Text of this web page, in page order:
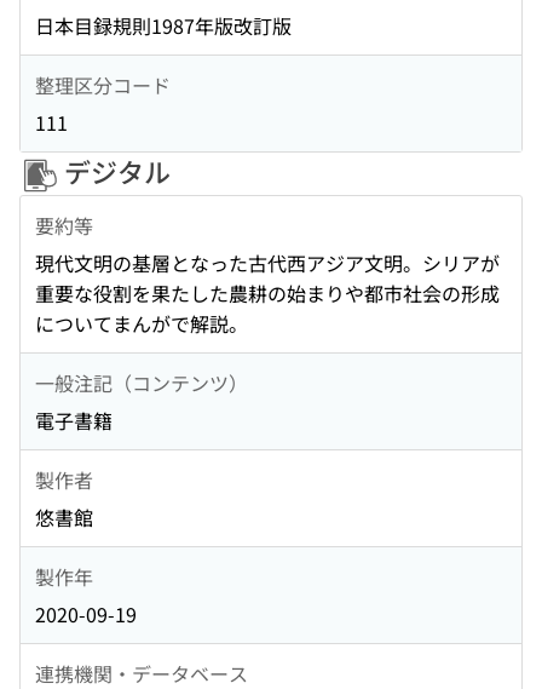
日本目録規則1987年版改訂版
整理区分コード
111
デジタル
要約等
現代文明の基層となった古代西アジア文明。シリアが
重要な役割を果たした農耕の始まりや都市社会の形成
についてまんがで解説。
一般注記（コンテンツ）
電子書籍
製作者
悠書館
製作年
2020-09-19
連携機関・データベース